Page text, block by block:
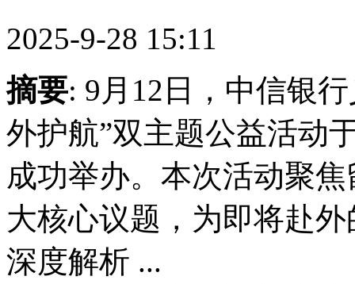
2025-9-28 15:11
摘要: 9月12日，中信银
外护航”双主题公益活动
成功举办。本次活动聚
大核心议题，为即将赴
深度解析 ...